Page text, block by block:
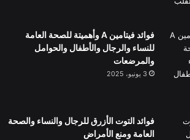
فوائد فيتامين A وأهميتة للصحة العامة
للنساء والرجال والأطفال والحوامل
والمرضعات
3 يونيو، 2025
فوائد التوت الأزرق للرجال والنساء والصحة
العامة ومنع الأمراض